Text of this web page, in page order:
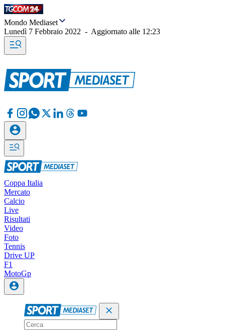
Mondo Mediaset
Lunedì 7 Febbraio 2022 - Aggiornato alle 12:23
Coppa Italia
Mercato
Calcio
Live
Risultati
Video
Foto
Tennis
Drive UP
F1
MotoGp